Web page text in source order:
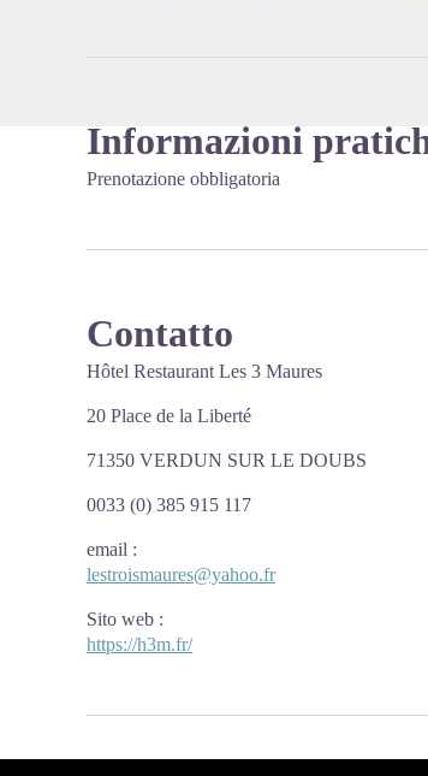
Informazioni
Prenotazione obbligatoria
Contatto
Hôtel Restaurant Les 3 Maures
20 Place de la Liberté
71350 VERDUN SUR LE DOUBS
0033 (0) 385 915 117
email :
lestroismaures@yahoo.fr
Sito web :
https://h3m.fr/